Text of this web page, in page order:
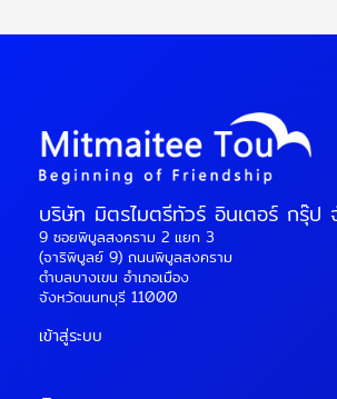
สำหรับผู้ที่อยาก เที่ยวจีน
แบบคุณภาพ 2. ไม่มีแรง
กดดัน ไม่ต้องซื้อของ นัก
ท่องเที่ยวจำนวนมากกังวล
เรื่อง …Continued
บริษัท มิตรไมตรีทัวร์ อินเตอร์ กรุ๊ป
9 ซอยพิบูลสงคราม 2 แยก 3
(จาริพิบูลย์ 9) ถนนพิบูลสงคราม
ตำบลบางเขน อำเภอเมือง
จังหวัดนนทบุรี 11000
เข้าสู่ระบบ